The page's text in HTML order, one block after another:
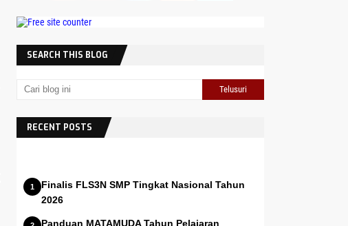
SEARCH THIS BLOG
RECENT POSTS
Finalis FLS3N SMP Tingkat Nasional Tahun
2026
Panduan MATAMUDA Tahun Pelajaran